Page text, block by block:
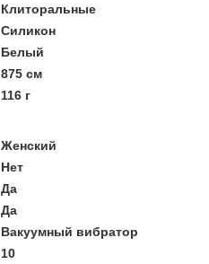
Клиторальные
Силикон
Белый
875 см
116 г
Женский
Нет
Да
Да
Вакуумный вибратор
10